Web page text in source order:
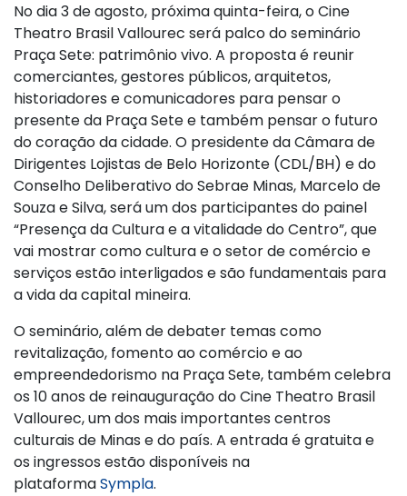
No dia 3 de agosto, próxima quinta-feira, o Cine
Theatro Brasil Vallourec será palco do seminário
Praça Sete: patrimônio vivo. A proposta é reunir
comerciantes, gestores públicos, arquitetos,
historiadores e comunicadores para pensar o
presente da Praça Sete e também pensar o futuro
do coração da cidade. O presidente da Câmara de
Dirigentes Lojistas de Belo Horizonte (CDL/BH) e do
Conselho Deliberativo do Sebrae Minas, Marcelo de
Souza e Silva, será um dos participantes do painel
“Presença da Cultura e a vitalidade do Centro”, que
vai mostrar como cultura e o setor de comércio e
serviços estão interligados e são fundamentais para
a vida da capital mineira.
O seminário, além de debater temas como
revitalização, fomento ao comércio e ao
empreendedorismo na Praça Sete, também celebra
os 10 anos de reinauguração do Cine Theatro Brasil
Vallourec, um dos mais importantes centros
culturais de Minas e do país. A entrada é gratuita e
os ingressos estão disponíveis na
plataformaSympla.